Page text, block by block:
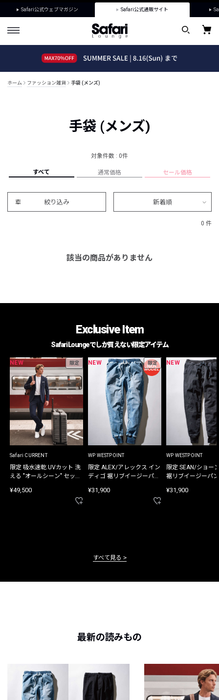
Safari公式ウェブマガジン Safari公式通販サイト
ホーム ファッション雑貨 手袋 (メンズ)
手袋 (メンズ)
対象件数 : 0件
すべて 通常価格 セール価格
絞り込み 新着順
0 件
該当の商品がありません
Exclusive Item
Safari Loungeでしか買えない限定アイテム
NEW 限定
Safari CURRENT
限定 吸水速乾 UVカット 洗
える "オールシーン" セット
¥49,500
NEW 限定
WP WESTPOINT
限定 ALEX/アレックス イン
ディゴ 裾リブイージーパン
¥31,900
NEW
WP WESTPOINT
限定 SEAN/ショー
裾リブイージーパ
¥31,900
すべて見る
最新の読みもの